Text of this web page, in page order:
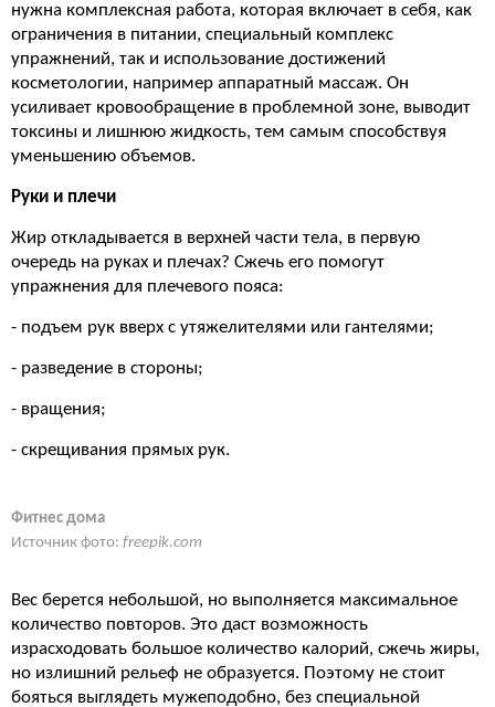
нужна комплексная работа, которая включает в себя, как
ограничения в питании, специальный комплекс
упражнений, так и использование достижений
косметологии, например аппаратный массаж. Он
усиливает кровообращение в проблемной зоне, выводит
токсины и лишнюю жидкость, тем самым способствуя
уменьшению объемов.
Руки и плечи
Жир откладывается в верхней части тела, в первую
очередь на руках и плечах? Сжечь его помогут
упражнения для плечевого пояса:
- подъем рук вверх с утяжелителями или гантелями;
- разведение в стороны;
- вращения;
- скрещивания прямых рук.
Фитнес дома
Источник фото: freepik.com
Вес берется небольшой, но выполняется максимальное
количество повторов. Это даст возможность
израсходовать большое количество калорий, сжечь жиры,
но излишний рельеф не образуется. Поэтому не стоит
бояться выглядеть мужеподобно, без специальной